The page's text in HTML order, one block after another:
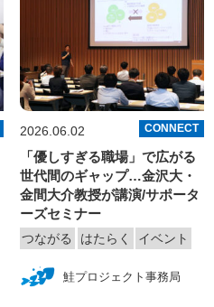
2026.06.02 CONNECT
「優しすぎる職場」で広がる
世代間のギャップ…金沢大・
金間大介教授が講演/サポータ
ーズセミナー
つながる はたらく イベント
鮭プロジェクト事務局